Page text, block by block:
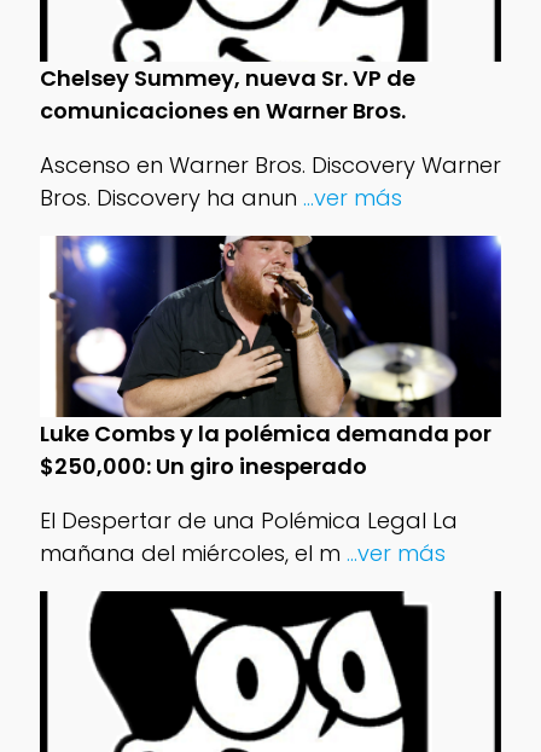
Chelsey Summey, nueva Sr. VP de
comunicaciones en Warner Bros.
Ascenso en Warner Bros. Discovery Warner
Bros. Discovery ha anun ...ver más
Luke Combs y la polémica demanda por
$250,000: Un giro inesperado
El Despertar de una Polémica Legal La
mañana del miércoles, el m ...ver más